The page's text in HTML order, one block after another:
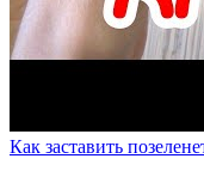
Как заставить